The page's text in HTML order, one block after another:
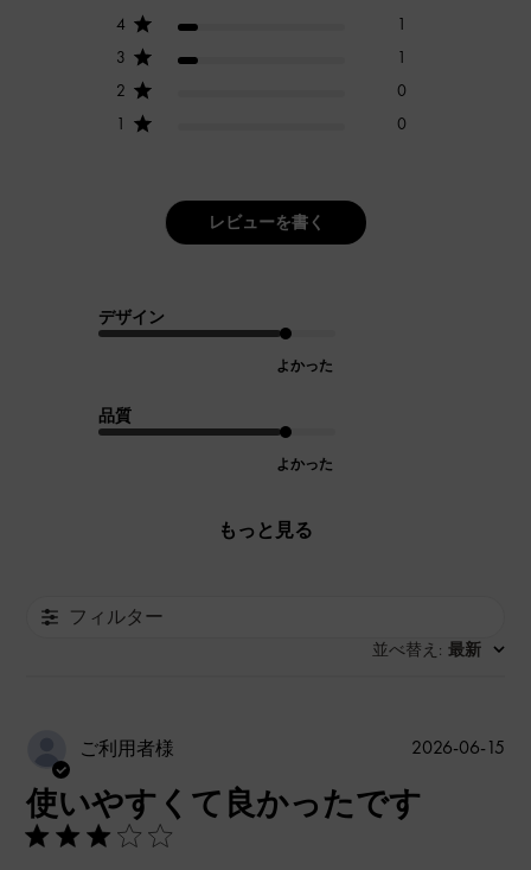
4
1
3
1
2
0
1
0
レビューを書く
デザイン
よかった
品質
よかった
もっと見る
フィルター
並べ替え : 最新
ご利用者様
使いやすくて良かったです
公
2026-06-15